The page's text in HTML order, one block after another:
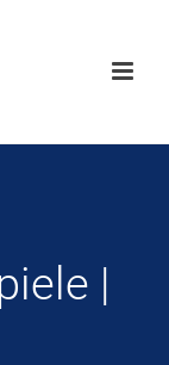
|